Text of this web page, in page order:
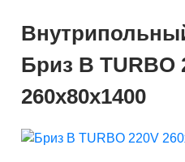
Бриз В TURBO
260х80х1400